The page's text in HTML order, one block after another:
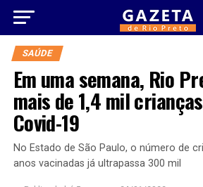
SAÚDE
Em uma semana, Rio
mais de 1,4 mil
Covid-19
No Estado de São Paulo, o número de
anos vacinadas já ultrapassa 300 mil